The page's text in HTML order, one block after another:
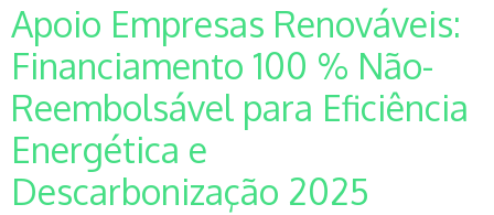
Apoio Empresas Renováveis:
Financiamento 100 % Não-
Reembolsável para Eficiência
Energética e
Descarbonização 2025